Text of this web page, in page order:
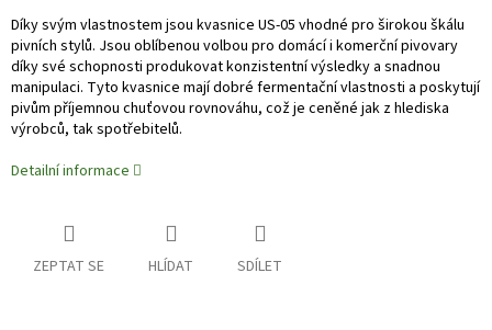
Díky svým vlastnostem jsou kvasnice US-05 vhodné pro širokou škálu
pivních stylů. Jsou oblíbenou volbou pro domácí i komerční pivovary
díky své schopnosti produkovat konzistentní výsledky a snadnou
manipulaci. Tyto kvasnice mají dobré fermentační vlastnosti a poskytují
pivům příjemnou chuťovou rovnováhu, což je ceněné jak z hlediska
výrobců, tak spotřebitelů.
Detailní informace
ZEPTAT SE HLÍDAT SDÍLET